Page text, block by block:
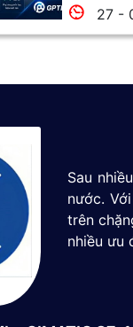
27 -
Sau
nước.
trên
nhiều ưu